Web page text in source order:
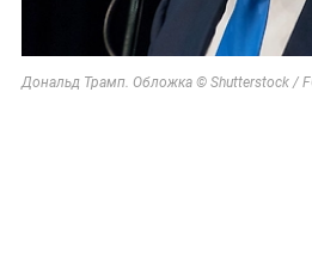
Дональд Трамп. Обложка © Shutterstock /